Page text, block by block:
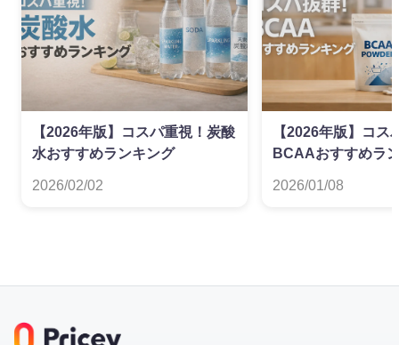
【2026年版】コスパ重視！炭酸
水おすすめランキング
2026/02/02
【2026年版】コス
BCAAおすすめラ
2026/01/08